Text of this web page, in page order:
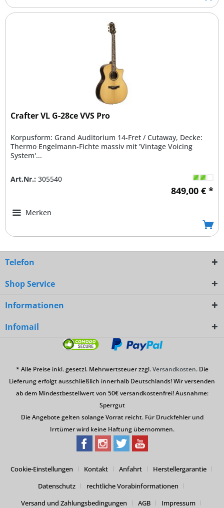
Crafter VL G-28ce VVS Pro
Korpusform: Grand Auditorium 14-Fret / Cutaway, Decke:
Thermo Engelmann-Fichte massiv mit 'Vintage Voicing
System'...
Art.Nr.: 305540
849,00 € *
Merken
Telefon
Shop Service
Informationen
Infomail
* Alle Preise inkl. gesetzl. Mehrwertsteuer zzgl.Versandkosten. Die
Lieferung erfolgt ausschließlich innerhalb Deutschlands! Wir versenden
ab dem Mindestbestellwert von 50€ versandkostenfrei! Ausnahme:
Sperrgut
Die Angebote gelten solange Vorrat reicht. Für Druckfehler und
Irrtümer wird keine Haftung übernommen.
Cookie-Einstellungen Kontakt Anfahrt
Herstellergarantie
Datenschutz
rechtliche Vorabinformationen
Versand und Zahlungsbedingungen
AGB Impressum